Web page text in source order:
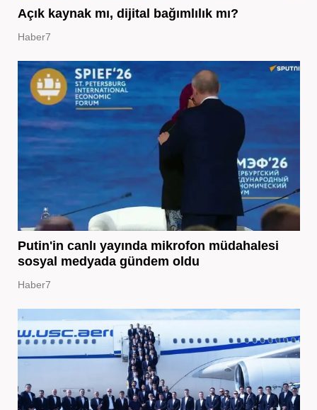
Açık kaynak mı, dijital bağımlılık mı?
Haber7
Putin'in canlı yayında mikrofon müdahalesi
sosyal medyada gündem oldu
Haber7